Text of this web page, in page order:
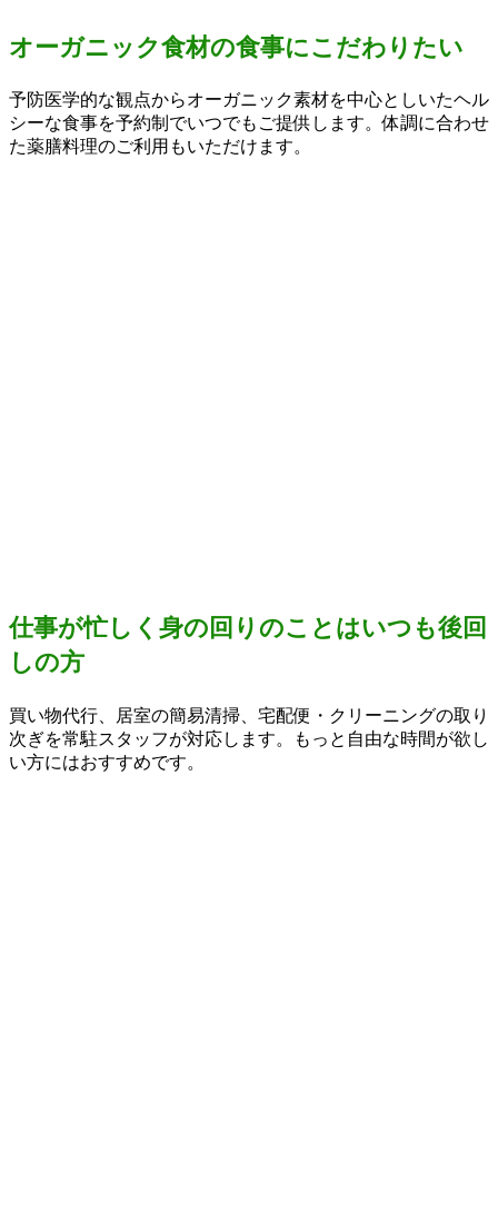
オーガニック食材の食事にこだわりたい
予防医学的な観点からオーガニック素材を中心としいたヘル
シーな食事を予約制でいつでもご提供します。体調に合わせ
た薬膳料理のご利用もいただけます。
仕事が忙しく身の回りのことはいつも後回
しの方
買い物代行、居室の簡易清掃、宅配便・クリーニングの取り
次ぎを常駐スタッフが対応します。もっと自由な時間が欲し
い方にはおすすめです。